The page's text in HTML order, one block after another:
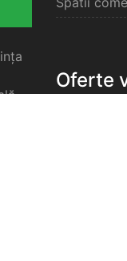
–
Oferte